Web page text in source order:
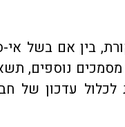
בין אם בשל אי-
נוספים,
עדכון של